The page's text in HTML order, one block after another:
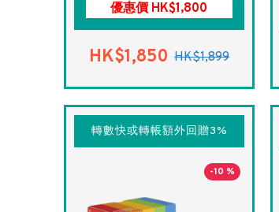
優惠價 HK$1,800
HK$1,850 HK$1,899
轉數快或轉帳額外回贈3%
-10 %